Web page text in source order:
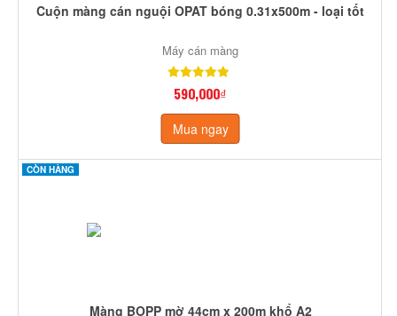
Cuộn màng cán nguội OPAT bóng 0.31x500m - loại tốt
Máy cán màng
590,000₫
Mua ngay
CÒN HÀNG
Màng BOPP mờ 44cm x 200m khổ A2